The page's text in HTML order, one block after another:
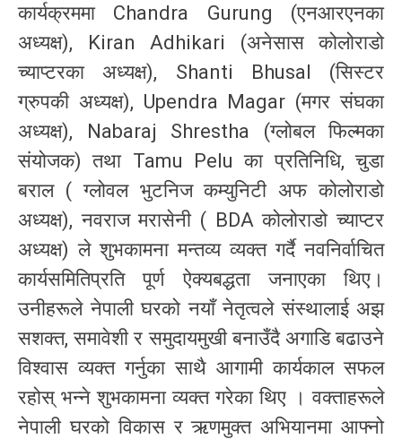
कार्यक्रममा Chandra Gurung (एनआरएनका
अध्यक्ष), Kiran Adhikari (अनेसास कोलोराडो
च्याप्टरका अध्यक्ष), Shanti Bhusal (सिस्टर
ग्रुपकी अध्यक्ष), Upendra Magar (मगर संघका
अध्यक्ष), Nabaraj Shrestha (ग्लोबल फिल्मका
संयोजक) तथा Tamu Pelu का प्रतिनिधि, चुडा
बराल ( ग्लोवल भुटनिज कम्युनिटी अफ कोलोराडो
अध्यक्ष), नवराज मरासेनी ( BDA कोलोराडो च्याप्टर
अध्यक्ष) ले शुभकामना मन्तव्य व्यक्त गर्दै नवनिर्वाचित
कार्यसमितिप्रति पूर्ण ऐक्यबद्धता जनाएका थिए।
उनीहरूले नेपाली घरको नयाँ नेतृत्वले संस्थालाई अझ
सशक्त, समावेशी र समुदायमुखी बनाउँदै अगाडि बढाउने
विश्वास व्यक्त गर्नुका साथै आगामी कार्यकाल सफल
रहोस् भन्ने शुभकामना व्यक्त गरेका थिए । वक्ताहरूले
नेपाली घरको विकास र ऋणमुक्त अभियानमा आफ्नो